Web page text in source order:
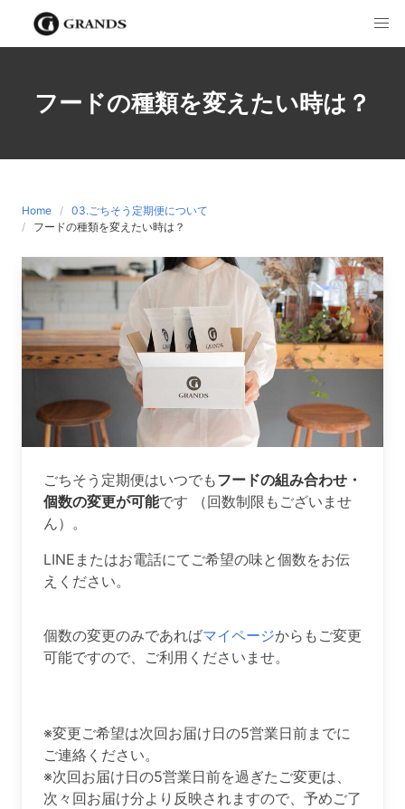
フードの種類を変えたい時は？
Home
03.ごちそう定期便について
フードの種類を変えたい時は？
ごちそう定期便はいつでもフードの組み合わせ・
個数の変更が可能です （回数制限もございませ
ん）。
LINEまたはお電話にてご希望の味と個数をお伝
えください。
個数の変更のみであればマイページからもご変更
可能ですので、ご利用くださいませ。
※変更ご希望は次回お届け日の5営業日前までに
ご連絡ください。
※次回お届け日の5営業日前を過ぎたご変更は、
次々回お届け分より反映されますので、予めご了